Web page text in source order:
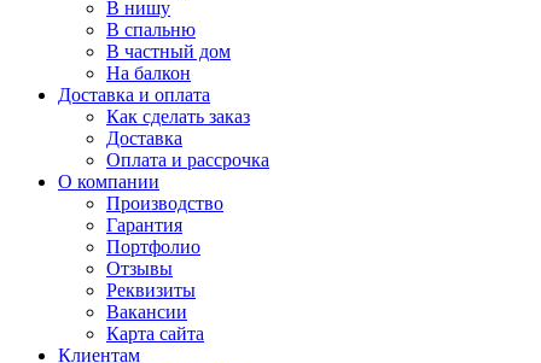
В нишу
В спальню
В частный дом
На балкон
Доставка и оплата
Как сделать заказ
Доставка
Оплата и рассрочка
О компании
Производство
Гарантия
Портфолио
Отзывы
Реквизиты
Вакансии
Карта сайта
Клиентам